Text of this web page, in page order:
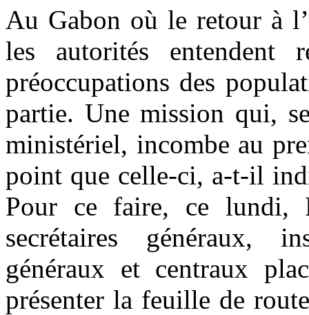
Au Gabon où le retour à
les autorités entendent
préoccupations des
partie. Une mission qui,
ministériel, incombe au
point que celle-ci, a-t-il
Pour ce faire, ce lundi,
secrétaires généraux,
généraux et centraux
présenter la feuille de